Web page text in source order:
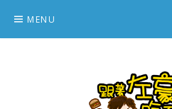
content
MENU